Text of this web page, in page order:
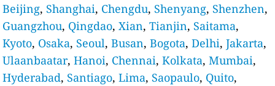
Beijing, Shanghai, Chengdu, Shenyang, Shenzhen,
Guangzhou, Qingdao,Xian,Tianjin, Saitama,
Kyoto, Osaka, Seoul,Busan,Bogota,Delhi,Jakarta,
Ulaanbaatar,Hanoi, Chennai,Kolkata,Mumbai,
Hyderabad, Santiago,Lima, Saopaulo, Quito,